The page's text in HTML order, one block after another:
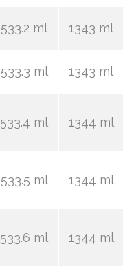
533.2 ml 1343 ml
533.3 ml 1343 ml
533.4 ml 1344 ml
533.5 ml 1344 ml
533.6 ml 1344 ml